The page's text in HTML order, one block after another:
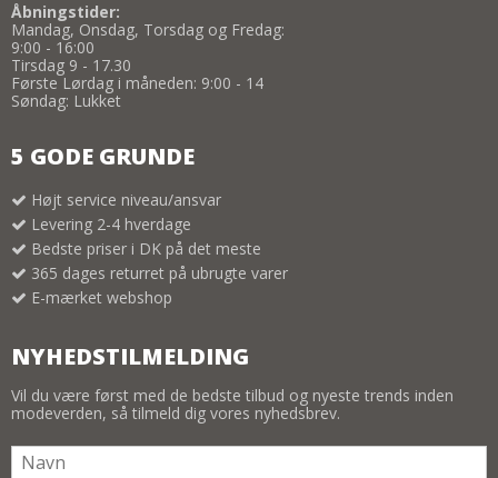
Åbningstider:
Mandag, Onsdag, Torsdag og Fredag:
9:00 - 16:00
Tirsdag 9 - 17.30
Første Lørdag i måneden: 9:00 - 14
Søndag: Lukket
5 GODE GRUNDE
Højt service niveau/ansvar
Levering 2-4 hverdage
Bedste priser i DK på det meste
365 dages returret på ubrugte varer
E-mærket webshop
NYHEDSTILMELDING
Vil du være først med de bedste tilbud og nyeste trends inden
modeverden, så tilmeld dig vores nyhedsbrev.